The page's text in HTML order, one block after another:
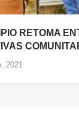
RETOMA
2021